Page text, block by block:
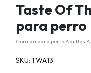
Taste Of
para perro
Comida para perro Adultos
SKU: TWA13